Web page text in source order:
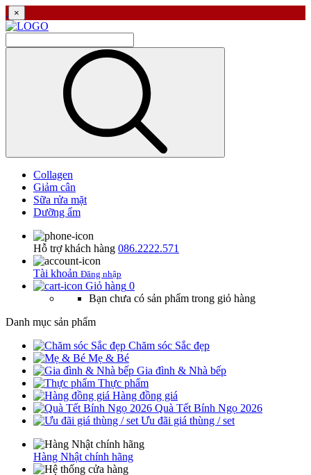
×
Collagen
Giảm cân
Sữa rửa mặt
Dưỡng ẩm
Hỗ trợ khách hàng 086.2222.571
Tài khoản Đăng nhập
Giỏ hàng 0
Bạn chưa có sản phẩm trong giỏ hàng
Danh mục sản phẩm
Chăm sóc Sắc đẹp
Mẹ & Bé
Gia đình & Nhà bếp
Thực phẩm
Hàng đồng giá
Quà Tết Bính Ngọ 2026
Ưu đãi giá thùng / set
Hàng Nhật chính hãng